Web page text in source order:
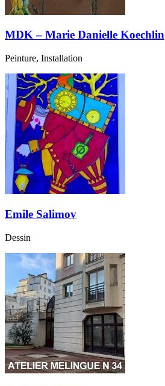
MDK – Marie Danielle Koechlin
Peinture, Installation
Emile Salimov
Dessin